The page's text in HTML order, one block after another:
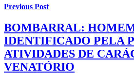
Previous Post
BOMBARRAL:
IDENTIFICADO PELA
ATIVIDADES DE
VENATÓRIO